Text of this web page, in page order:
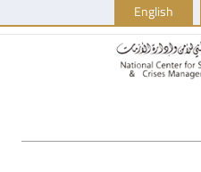
English